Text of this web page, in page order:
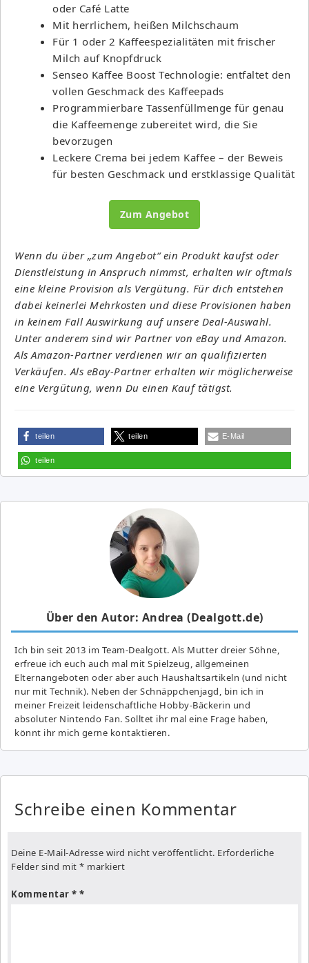
oder Café Latte
Mit herrlichem, heißen Milchschaum
Für 1 oder 2 Kaffeespezialitäten mit frischer
Milch auf Knopfdruck
Senseo Kaffee Boost Technologie: entfaltet den
vollen Geschmack des Kaffeepads
Programmierbare Tassenfüllmenge für genau
die Kaffeemenge zubereitet wird, die Sie
bevorzugen
Leckere Crema bei jedem Kaffee – der Beweis
für besten Geschmack und erstklassige Qualität
Zum Angebot
Wenn du über „zum Angebot“ ein Produkt kaufst oder
Dienstleistung in Anspruch nimmst, erhalten wir oftmals
eine kleine Provision als Vergütung. Für dich entstehen
dabei keinerlei Mehrkosten und diese Provisionen haben
in keinem Fall Auswirkung auf unsere Deal-Auswahl.
Unter anderem sind wir Partner von eBay und Amazon.
Als Amazon-Partner verdienen wir an qualifizierten
Verkäufen. Als eBay-Partner erhalten wir möglicherweise
eine Vergütung, wenn Du einen Kauf tätigst.
teilen teilen E-Mail
teilen
Über den Autor: Andrea (Dealgott.de)
Ich bin seit 2013 im Team-Dealgott. Als Mutter dreier Söhne,
erfreue ich euch auch mal mit Spielzeug, allgemeinen
Elternangeboten oder aber auch Haushaltsartikeln (und nicht
nur mit Technik). Neben der Schnäppchenjagd, bin ich in
meiner Freizeit leidenschaftliche Hobby-Bäckerin und
absoluter Nintendo Fan. Solltet ihr mal eine Frage haben,
könnt ihr mich gerne kontaktieren.
Schreibe einen Kommentar
Deine E-Mail-Adresse wird nicht veröffentlicht. Erforderliche
Felder sind mit * markiert
Kommentar *